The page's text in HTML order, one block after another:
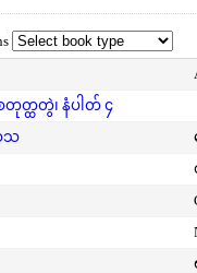
တုတ္ထတွဲ၊ နံပါတ် ၄
သ